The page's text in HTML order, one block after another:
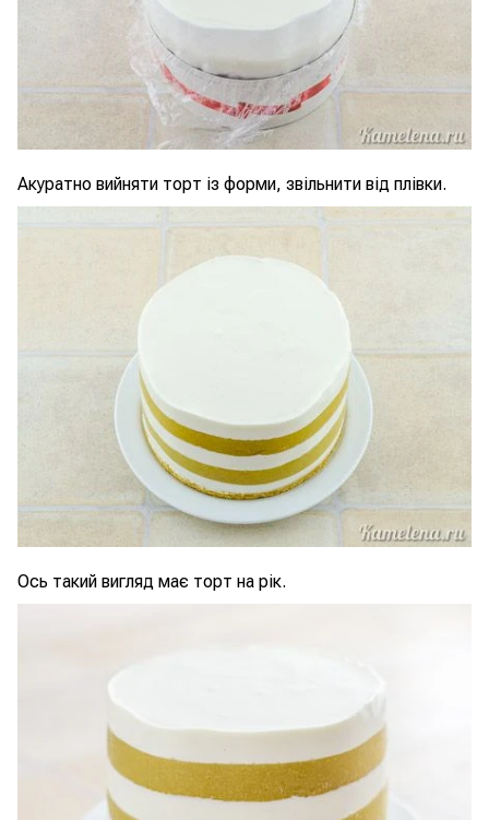
Акуратно вийняти торт із форми, звільнити від плівки.
Ось такий вигляд має торт на рік.